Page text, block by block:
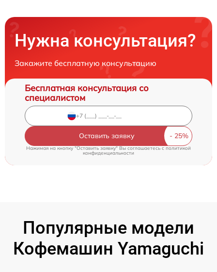
Нужна консультация?
Закажите бесплатную консультацию
Бесплатная консультация со
специалистом
Оставить заявку
Нажимая на кнопку "Оставить заявку" Вы соглашаетесь cполитикой
конфиденциальности
Популярные модели
Кофемашин Yamaguchi